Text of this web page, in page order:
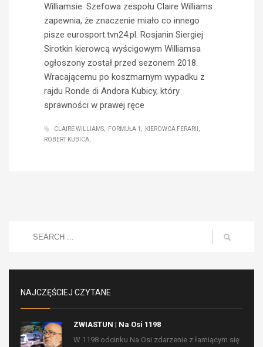
Williamsie. Szefowa zespołu Claire Williams
zapewnia, że znaczenie miało co innego
pisze eurosport.tvn24.pl. Rosjanin Siergiej
Sirotkin kierowcą wyścigowym Williamsa
ogłoszony został przed sezonem 2018.
Wracającemu po koszmarnym wypadku z
rajdu Ronde di Andora Kubicy, który
sprawności w prawej ręce
CLAIRE WILLIAMS FORMUŁA 1
KIEROWCA FERARII
ROBERT KUBICA
NAJCZĘŚCIEJ CZYTANE
ZWIASTUN | Na Osi 1198
W 1198 odcinku Na Osi zdarzenie z łamiącym się